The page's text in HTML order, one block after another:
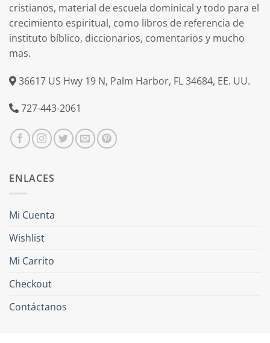
cristianos, material de escuela dominical y todo para el
crecimiento espiritual, como libros de referencia de
instituto bíblico, diccionarios, comentarios y mucho
mas.
36617 US Hwy 19 N, Palm Harbor, FL 34684, EE. UU.
727-443-2061
ENLACES
Mi Cuenta
Wishlist
Mi Carrito
Checkout
Contáctanos